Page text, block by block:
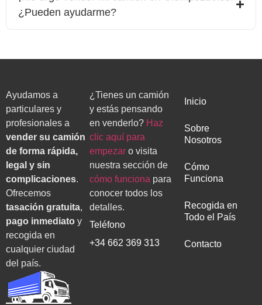
¿Pueden ayudarme?
Ayudamos a
particulares y
profesionales a
vender su camión
de forma rápida,
legal y sin
complicaciones.
Ofrecemos
tasación gratuita,
pago inmediato y
recogida en
cualquier ciudad
del país.
¿Tienes un camión
y estás pensando
en venderlo? Haz
clic aquí para
empezaro visita
nuestra sección de
cómo funciona para
conocer todos los
detalles.
Teléfono
+34 662 369 313
Inicio
Sobre
Nosotros
Cómo
Funciona
Recogida en
Todo el País
Contacto